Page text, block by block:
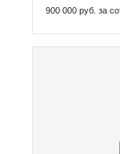
900 000 руб. за